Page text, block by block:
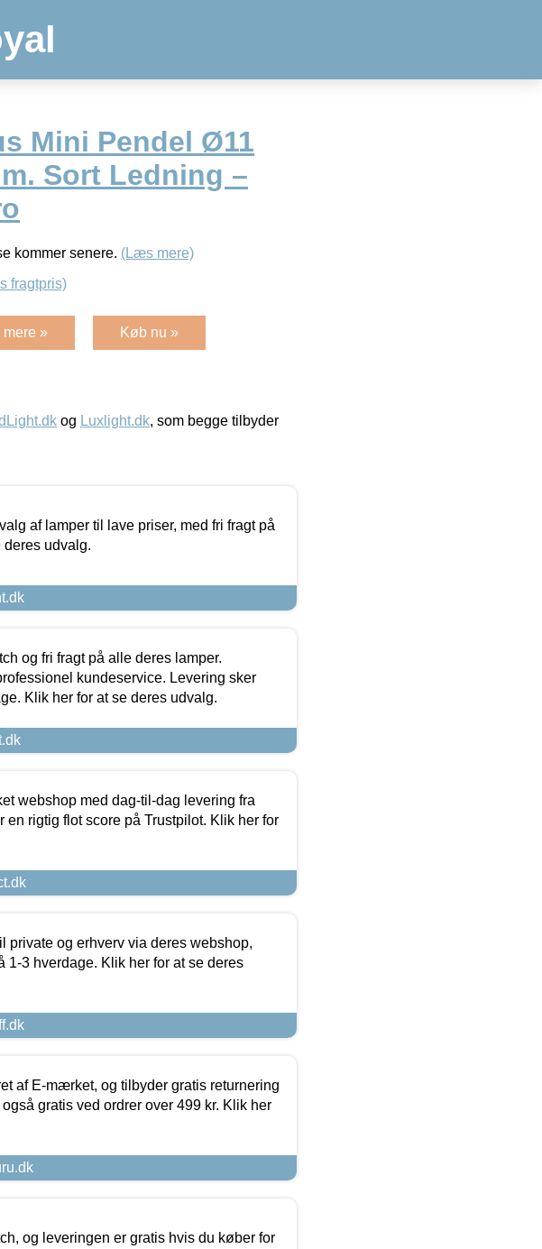
Mini Pendel Ø11
Sort Ledning –
kommer senere. (Læs mere)
fragtpris)
» Køb nu »
og Luxlight.dk, som begge tilbyder
af lamper til lave priser, med fri fragt på
deres udvalg.
og fri fragt på alle deres lamper.
kundeservice. Levering sker
Klik her for at se deres udvalg.
webshop med dag-til-dag levering fra
en rigtig flot score på Trustpilot. Klik her for
private og erhverv via deres webshop,
1-3 hverdage. Klik her for at se deres
af E-mærket, og tilbyder gratis returnering
gratis ved ordrer over 499 kr. Klik her
og leveringen er gratis hvis du køber for